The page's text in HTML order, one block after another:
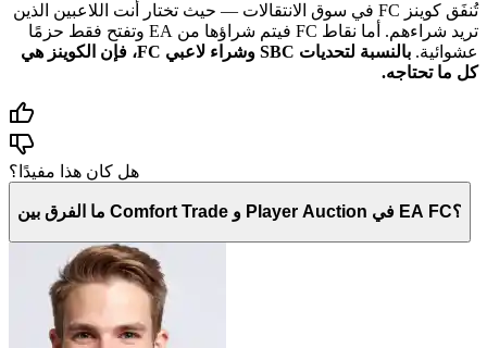
تُنفَق كوينز FC في سوق الانتقالات — حيث تختار أنت اللاعبين الذين
تريد شراءهم. أما نقاط FC فيتم شراؤها من EA وتفتح فقط حزمًا
عشوائية.
بالنسبة لتحديات SBC وشراء لاعبي FC، فإن الكوينز هي
كل ما تحتاجه.
هل كان هذا مفيدًا؟
ما الفرق بين Comfort Trade و Player Auction في EA FC؟